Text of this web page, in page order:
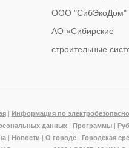
ООО "СибЭкоДом"
АО «Сибирские
строительные
| Информация по
данных| Программы|
| Новости | О городе| Городская